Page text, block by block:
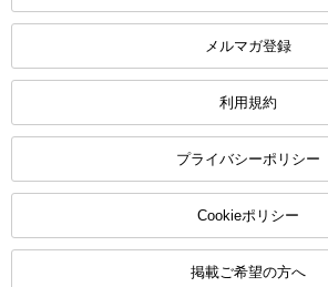
メルマガ登録
利用規約
プライバシーポリシー
Cookieポリシー
掲載ご希望の方へ